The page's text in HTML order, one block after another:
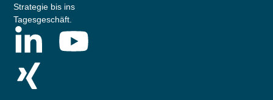
Strategie bis ins
Tagesgeschäft.